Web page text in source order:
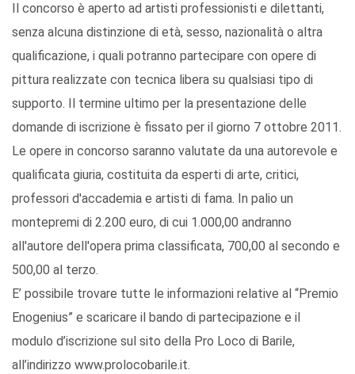
Il concorso è aperto ad artisti professionisti e dilettanti,
senza alcuna distinzione di età, sesso, nazionalità o altra
qualificazione, i quali potranno partecipare con opere di
pittura realizzate con tecnica libera su qualsiasi tipo di
supporto. Il termine ultimo per la presentazione delle
domande di iscrizione è fissato per il giorno 7 ottobre 2011.
Le opere in concorso saranno valutate da una autorevole e
qualificata giuria, costituita da esperti di arte, critici,
professori d'accademia e artisti di fama. In palio un
montepremi di 2.200 euro, di cui 1.000,00 andranno
all'autore dell'opera prima classificata, 700,00 al secondo e
500,00 al terzo.
E’ possibile trovare tutte le informazioni relative al “Premio
Enogenius” e scaricare il bando di partecipazione e il
modulo d’iscrizione sul sito della Pro Loco di Barile,
all’indirizzo www.prolocobarile.it.